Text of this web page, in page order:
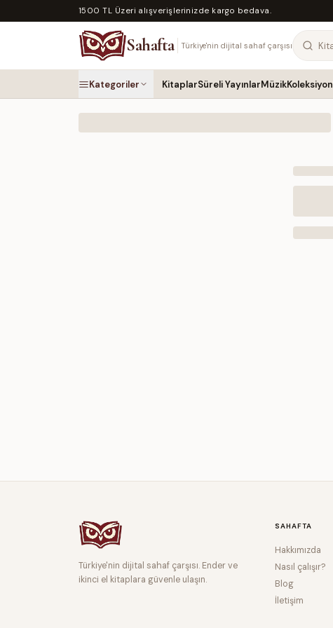
1500 TL Üzeri alışverişlerinizde kargo bedava.
Sahafta Türkiye'nin dijital sahaf çarşısı
Kategoriler KitaplarSüreli YayınlarMüzikKoleksiyon
Türkiye'nin dijital sahaf çarşısı. Ender ve
ikinci el kitaplara güvenle ulaşın.
SAHAFTA
Hakkımızda
Nasıl çalışır?
Blog
İletişim